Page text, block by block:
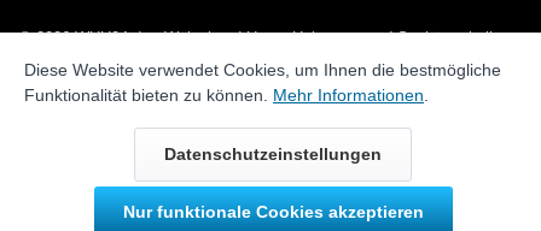
© 2026 WUH24.de - Weigel und Unger Heizungs- und Sanitärtechnik
GmbH
Diese Website verwendet Cookies, um Ihnen die bestmögliche
Funktionalität bieten zu können. Mehr Informationen
Datenschutzeinstellungen
Nur funktionale Cookies akzeptieren